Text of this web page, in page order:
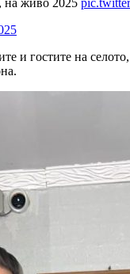
живо 2025
и гостите на